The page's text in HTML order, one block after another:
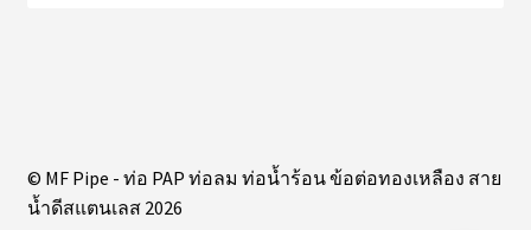
© MF Pipe - ท่อ PAP ท่อลม ท่อน้ำร้อน ข้อต่อทองเหลือง สาย
น้ำดีสแตนเลส 2026